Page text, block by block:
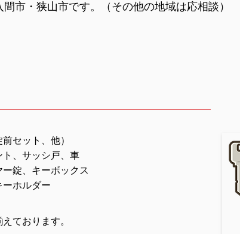
市・狭山市です。（その他の地域は応相談）
セット、他）
ト、サッシ戸、車
錠、キーボックス
ーホルダー
ております。